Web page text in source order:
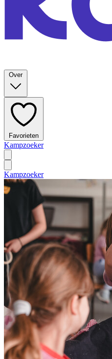
Over
Favorieten
Kampzoeker
Kampzoeker